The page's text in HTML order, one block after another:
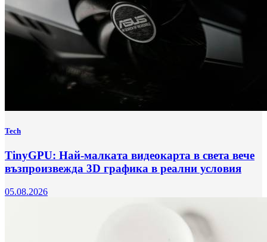
Tech
TinyGPU: Най-малката видеокарта в света вече
възпроизвежда 3D графика в реални условия
05.08.2026